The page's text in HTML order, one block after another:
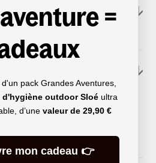
Bay →
↓
↓
rendre
=
pack Grandes Aventures,
d'hygiène outdoor Sloé ultra
d’une valeur de 29,90 €
mon cadeau 👉